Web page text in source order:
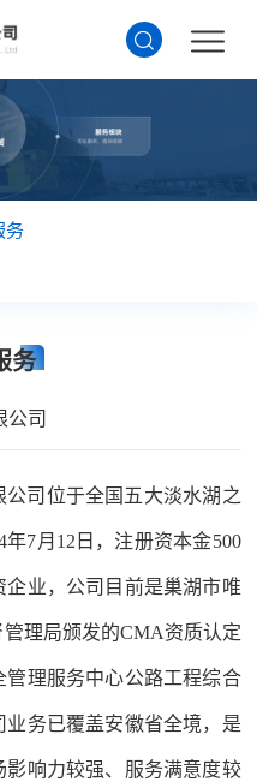
务
务
公司
司位于全国五大淡水湖之
7月12日，注册资本金500
业，公司目前是巢湖市唯
理局颁发的CMA资质认定
理服务中心公路工程综合
务已覆盖安徽省全境，是
响力较强、服务满意度较